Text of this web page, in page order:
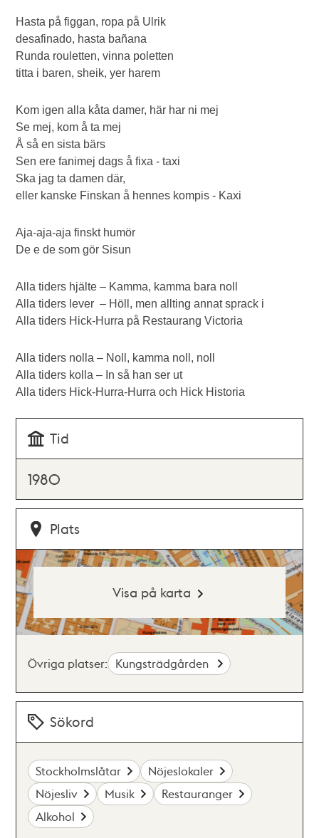
Hasta på figgan, ropa på Ulrik
desafinado, hasta bañana
Runda rouletten, vinna poletten
titta i baren, sheik, yer harem
Kom igen alla kåta damer, här har ni mej
Se mej, kom å ta mej
Å så en sista bärs
Sen ere fanimej dags å fixa - taxi
Ska jag ta damen där,
eller kanske Finskan å hennes kompis - Kaxi
Aja-aja-aja finskt humör
De e de som gör Sisun
Alla tiders hjälte – Kamma, kamma bara noll
Alla tiders lever – Höll, men allting annat sprack i
Alla tiders Hick-Hurra på Restaurang Victoria
Alla tiders nolla – Noll, kamma noll, noll
Alla tiders kolla – In så han ser ut
Alla tiders Hick-Hurra-Hurra och Hick Historia
Tid
1980
Plats
Visa på karta
Övriga platser: Kungsträdgården
Sökord
Stockholmslåtar
Nöjeslokaler
Nöjesliv
Musik
Restauranger
Alkohol